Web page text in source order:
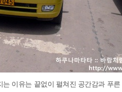
이유는 끝없이 펼쳐진 공간감과 푸